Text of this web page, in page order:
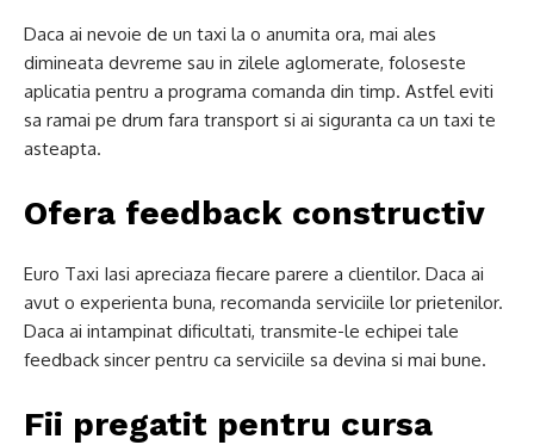
Daca ai nevoie de un taxi la o anumita ora, mai ales
dimineata devreme sau in zilele aglomerate, foloseste
aplicatia pentru a programa comanda din timp. Astfel eviti
sa ramai pe drum fara transport si ai siguranta ca un taxi te
asteapta.
Ofera feedback constructiv
Euro Taxi Iasi apreciaza fiecare parere a clientilor. Daca ai
avut o experienta buna, recomanda serviciile lor prietenilor.
Daca ai intampinat dificultati, transmite-le echipei tale
feedback sincer pentru ca serviciile sa devina si mai bune.
Fii pregatit pentru cursa